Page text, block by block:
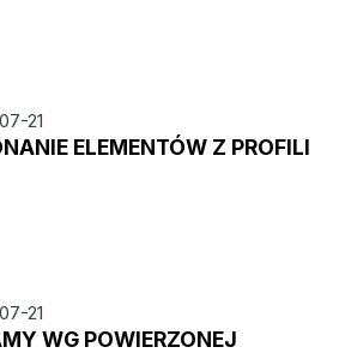
21
ELEMENTÓW Z PROFILI
21
WG POWIERZONEJ